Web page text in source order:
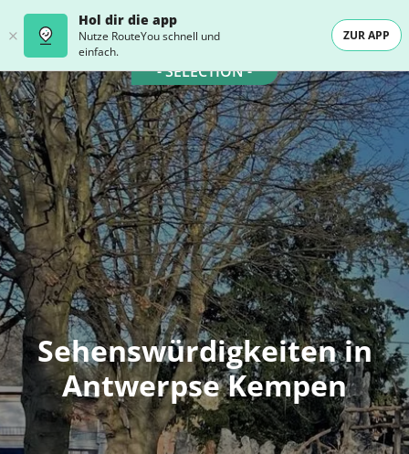
Hol dir die app
Nutze RouteYou schnell und
einfach.
ZUR APP
- SELECTION -
Sehenswürdigkeiten in
Antwerpse Kempen